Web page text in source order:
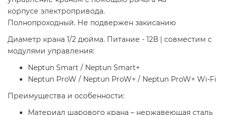
корпусе электропривода.
Полнопроходный. Не подвержен закисанию
Диаметр крана 1/2 дюйма. Питание - 12В | cовместим с
модулями управления:
Neptun Smart / Neptun Smart+
Neptun ProW / Neptun ProW+ / Neptun ProW+ Wi-Fi
Преимущества и особенности:
Материал шарового крана – нержавеющая сталь